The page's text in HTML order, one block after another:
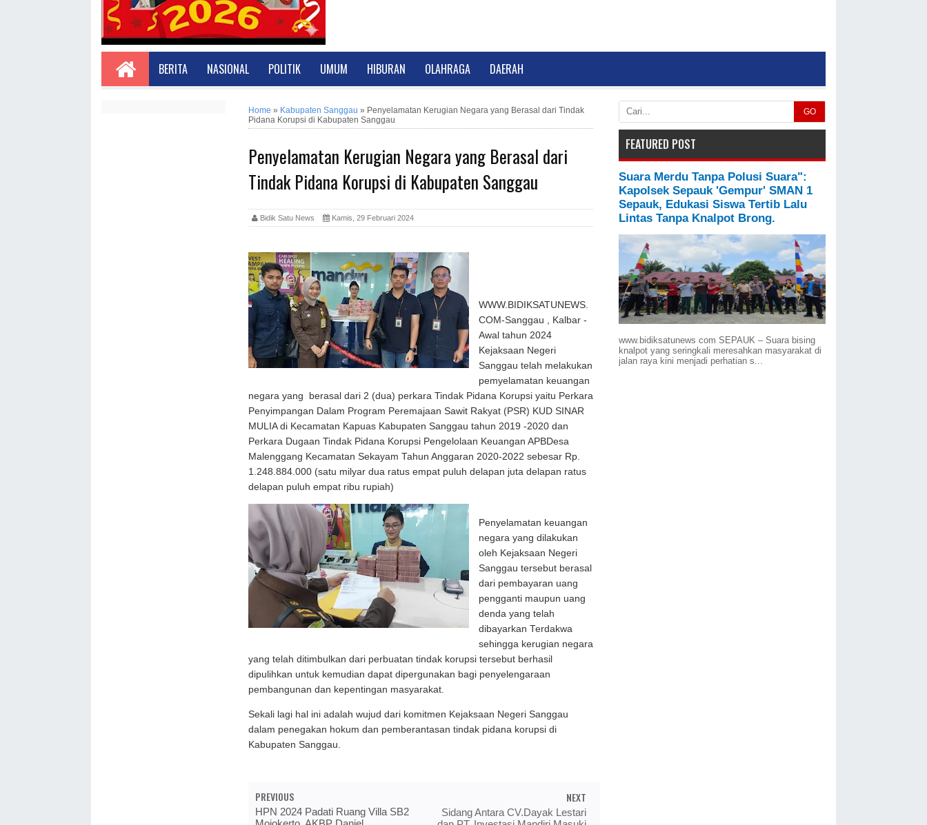
BERITA NASIONAL POLITIK UMUM HIBURAN OLAHRAGA DAERAH
Home » Kabupaten Sanggau » Penyelamatan Kerugian Negara yang Berasal dari Tindak
Pidana Korupsi di Kabupaten Sanggau
Penyelamatan Kerugian Negara yang Berasal dari
Tindak Pidana Korupsi di Kabupaten Sanggau
Bidik Satu News Kamis, 29 Februari 2024
WWW.BIDIKSATUNEWS.
COM-Sanggau , Kalbar -
Awal tahun 2024
Kejaksaan Negeri
Sanggau telah melakukan
pemyelamatan keuangan
negara yang berasal dari 2 (dua) perkara Tindak Pidana Korupsi yaitu Perkara
Penyimpangan Dalam Program Peremajaan Sawit Rakyat (PSR) KUD SINAR
MULIA di Kecamatan Kapuas Kabupaten Sanggau tahun 2019 -2020 dan
Perkara Dugaan Tindak Pidana Korupsi Pengelolaan Keuangan APBDesa
Malenggang Kecamatan Sekayam Tahun Anggaran 2020-2022 sebesar Rp.
1.248.884.000 (satu milyar dua ratus empat puluh delapan juta delapan ratus
delapan puluh empat ribu rupiah)
Penyelamatan keuangan
negara yang dilakukan
oleh Kejaksaan Negeri
Sanggau tersebut berasal
dari pembayaran uang
pengganti maupun uang
denda yang telah
dibayarkan Terdakwa
sehingga kerugian negara
yang telah ditimbulkan dari perbuatan tindak korupsi tersebut berhasil
dipulihkan untuk kemudian dapat dipergunakan bagi penyelengaraan
pembangunan dan kepentingan masyarakat.
Sekali lagi hal ini adalah wujud dari komitmen Kejaksaan Negeri Sanggau
dalam penegakan hokum dan pemberantasan tindak pidana korupsi di
Kabupaten Sanggau.
PREVIOUS
HPN 2024 Padati Ruang Villa SB2
NEXT
Sidang Antara CV.Dayak Lestari
GO
FEATURED POST
Suara Merdu Tanpa Polusi Suara":
Kapolsek Sepauk 'Gempur' SMAN 1
Sepauk, Edukasi Siswa Tertib Lalu
Lintas Tanpa Knalpot Brong.
www.bidiksatunews com SEPAUK – Suara bising
knalpot yang seringkali meresahkan masyarakat di
jalan raya kini menjadi perhatian s...